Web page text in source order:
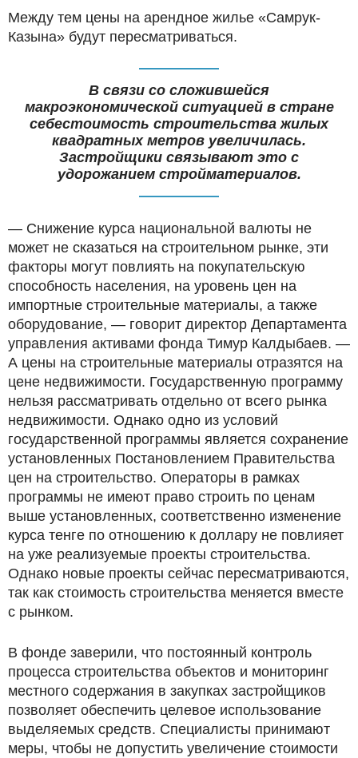
Между тем цены на арендное жилье «Самрук-
Казына» будут пересматриваться.
В связи со сложившейся
макроэкономической ситуацией в стране
себестоимость строительства жилых
квадратных метров увеличилась.
Застройщики связывают это с
удорожанием стройматериалов.
— Снижение курса национальной валюты не
может не сказаться на строительном рынке, эти
факторы могут повлиять на покупательскую
способность населения, на уровень цен на
импортные строительные материалы, а также
оборудование, — говорит директор Департамента
управления активами фонда Тимур Калдыбаев. —
А цены на строительные материалы отразятся на
цене недвижимости. Государственную программу
нельзя рассматривать отдельно от всего рынка
недвижимости. Однако одно из условий
государственной программы является сохранение
установленных Постановлением Правительства
цен на строительство. Операторы в рамках
программы не имеют право строить по ценам
выше установленных, соответственно изменение
курса тенге по отношению к доллару не повлияет
на уже реализуемые проекты строительства.
Однако новые проекты сейчас пересматриваются,
так как стоимость строительства меняется вместе
с рынком.
В фонде заверили, что постоянный контроль
процесса строительства объектов и мониторинг
местного содержания в закупках застройщиков
позволяет обеспечить целевое использование
выделяемых средств. Специалисты принимают
меры, чтобы не допустить увеличение стоимости